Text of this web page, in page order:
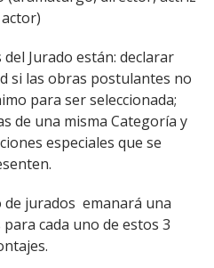
Jurado están: declarar
si las obras postulantes no
para ser seleccionada;
de una misma Categoría y
especiales que se
de jurados emanará una
cada uno de estos 3